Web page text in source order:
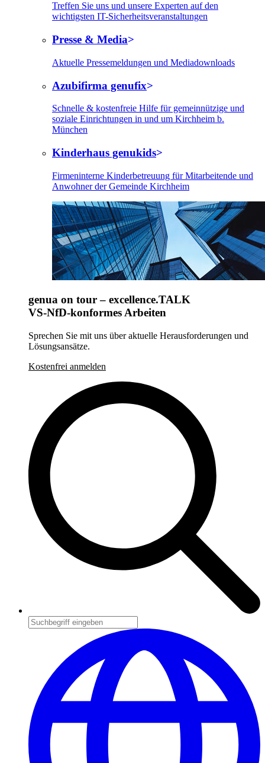
Treffen Sie uns und unsere Experten auf den
wichtigsten IT-Sicherheitsveranstaltungen
Presse & Media
Aktuelle Pressemeldungen und Mediadownloads
Azubifirma genufix
Schnelle & kostenfreie Hilfe für gemeinnützige und
soziale Einrichtungen in und um Kirchheim b.
München
Kinderhaus genukids
Firmeninterne Kinderbetreuung für Mitarbeitende und
Anwohner der Gemeinde Kirchheim
genua on tour – excellence.TALK
VS-NfD-konformes Arbeiten
Sprechen Sie mit uns über aktuelle Herausforderungen und
Lösungsansätze.
Kostenfrei anmelden